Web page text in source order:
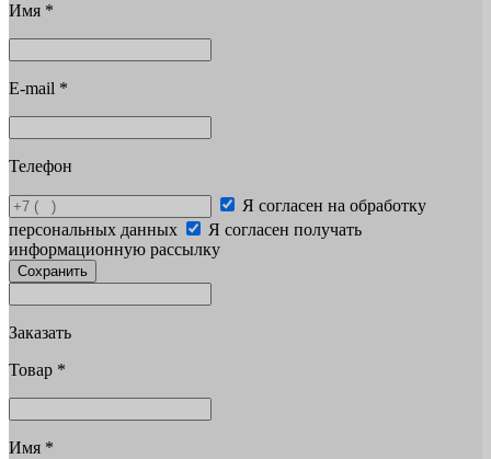
Имя *
E-mail *
Телефон
Я согласен на обработку
персональных данных
Я согласен получать
информационную рассылку
Сохранить
Заказать
Товар *
Имя *